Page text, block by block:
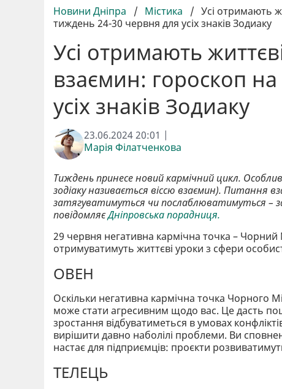
Новини Дніпра / Містика / Усі отримають
тиждень 24-30 червня для усіх знаків Зодиаку
Усі отримають
взаємин: гороскоп
усіх знаків Зодиаку
23.06.2024 20:01 |
Марія Філатченкова
Тиждень принесе новий кармічний цикл.
зодіаку називається віссю взаємин). Питання
затягуватимуться чи послаблюватимуться –
повідомляєДніпровська порадниця.
29 червня негативна кармічна точка – Чорний
отримуватимуть життєві уроки з сфери
ОВЕН
Оскільки негативна кармічна точка Чорного
може стати агресивним щодо вас. Це дасть
зростання відбуватиметься в умовах
вирішити давно наболілі проблеми. Ви
настає для підприємців: проєкти
ТЕЛЕЦЬ